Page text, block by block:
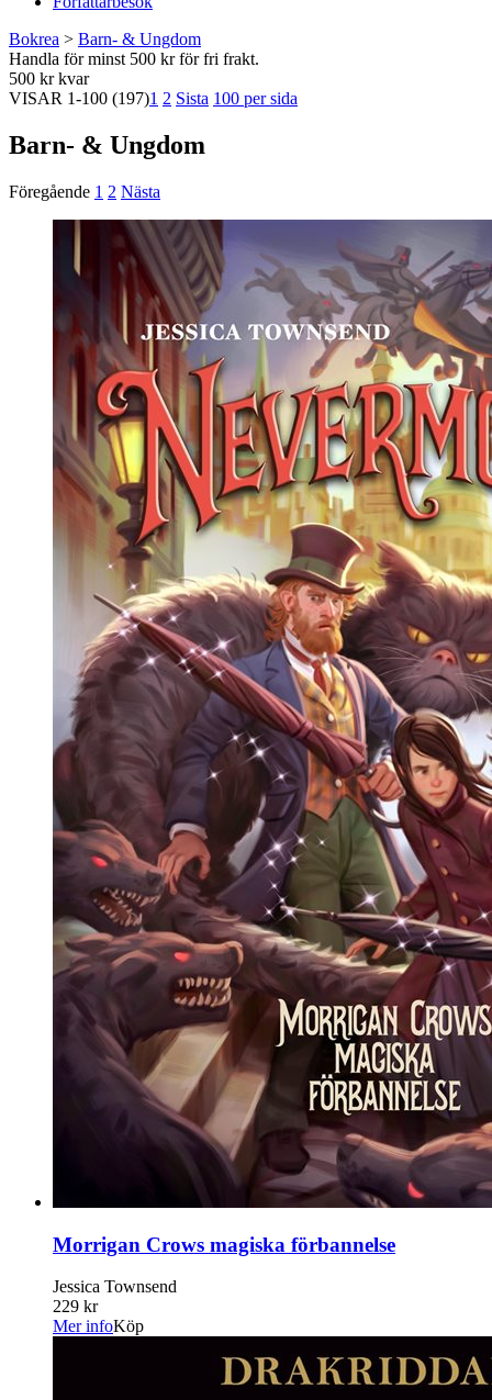
Bokrea > Barn- & Ungdom
Handla för minst 500 kr för fri frakt.
500 kr kvar
VISAR 1-100 (197)1 2 Sista 100 per sida
Barn- & Ungdom
Föregående 1 2 Nästa
Morrigan Crows magiska förbannelse
Jessica Townsend
229 kr
Mer infoKöp